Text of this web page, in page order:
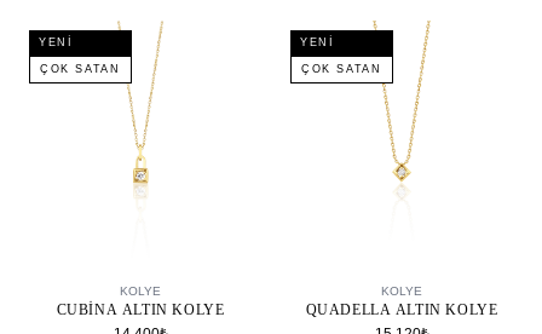
YENI
ÇOK SATAN
KOLYE
CUBINA ALTIN KOLYE
YENI
ÇOK SATAN
KOLYE
QUADELLA ALTIN KOLYE